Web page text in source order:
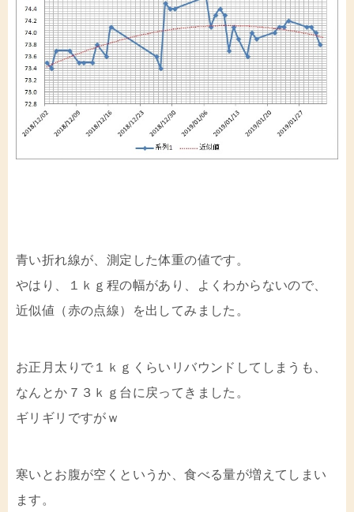
青い折れ線が、測定した体重の値です。
やはり、１ｋｇ程の幅があり、よくわからないので、
近似値（赤の点線）を出してみました。
お正月太りで１ｋｇくらいリバウンドしてしまうも、
なんとか７３ｋｇ台に戻ってきました。
ギリギリですがｗ
寒いとお腹が空くというか、食べる量が増えてしまい
ます。